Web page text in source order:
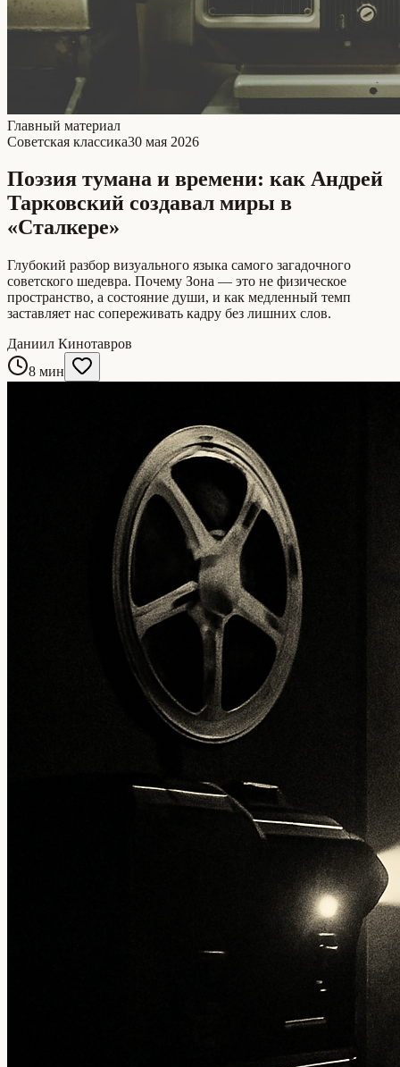
Главный материал
Советская классика30 мая 2026
Поэзия тумана и времени: как Андрей
Тарковский создавал миры в
«Сталкере»
Глубокий разбор визуального языка самого загадочного
советского шедевра. Почему Зона — это не физическое
пространство, а состояние души, и как медленный темп
заставляет нас сопереживать кадру без лишних слов.
Даниил Кинотавров
8 мин